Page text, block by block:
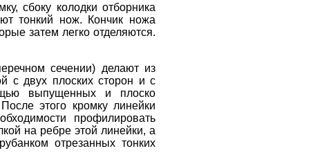
сбоку колодки отборника
тонкий нож. Кончик ножа
затем легко отделяются.
сечении) делают из
с двух плоских сторон и с
выпущенных и плоско
этого кромку линейки
профилировать
на ребре этой линейки, а
отрезанных тонких